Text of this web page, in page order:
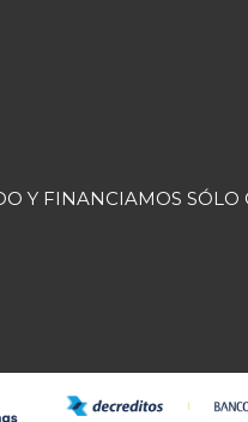
Y FINANCIAMOS SÓLO